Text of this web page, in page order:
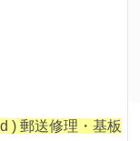
) 郵送修理・基板